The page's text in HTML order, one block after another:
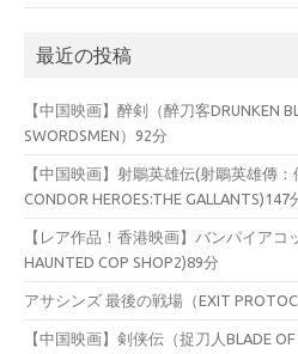
最近の投稿
【中国映画】醉剣（醉刀客DRUNKEN
SWORDSMEN）92分
【中国映画】射鵰英雄伝(射鵰英雄傳：
CONDOR HEROES:THE GALLANTS)147
【レア作品！香港映画】バンパイア
HAUNTED COP SHOP2)89分
アサシンズ 最後の戦場（EXIT
【中国映画】剣侠伝（捉刀人BLADE OF